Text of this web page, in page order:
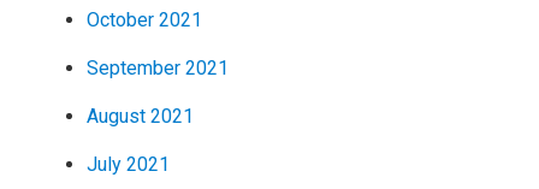
October 2021
September 2021
August 2021
July 2021